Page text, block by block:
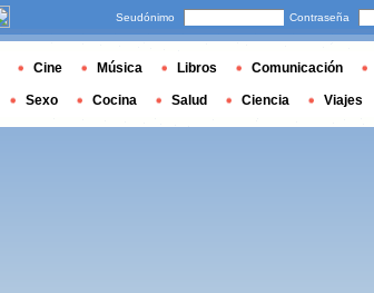
Seudónimo Contraseña
Cine Música Libros Comunicación
Sexo Cocina Salud Ciencia Viajes